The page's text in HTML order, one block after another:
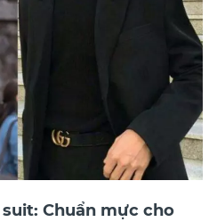
Chuẩn mực cho